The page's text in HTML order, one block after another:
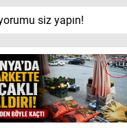
siz yapın!